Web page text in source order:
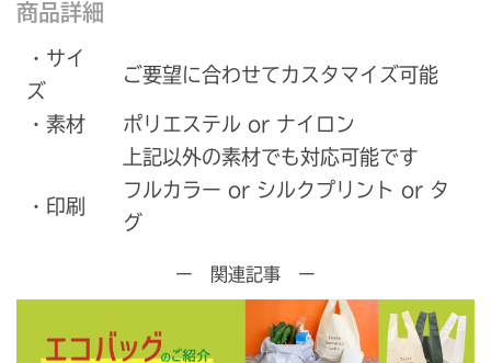
商品詳細
・サイ
ズ
ご要望に合わせてカスタマイズ可能
・素材
ポリエステル or ナイロン
上記以外の素材でも対応可能です
・印刷
フルカラー or シルクプリント or タ
グ
ー 関連記事 ー